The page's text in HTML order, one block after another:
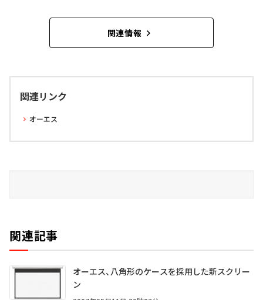
関連情報
関連リンク
オーエス
関連記事
オーエス、八角形のケースを採用した新スクリー
ン